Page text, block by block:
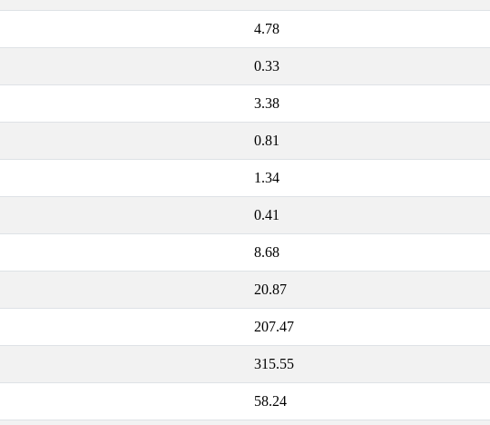
4.78
0.33
3.38
0.81
1.34
0.41
8.68
20.87
207.47
315.55
58.24